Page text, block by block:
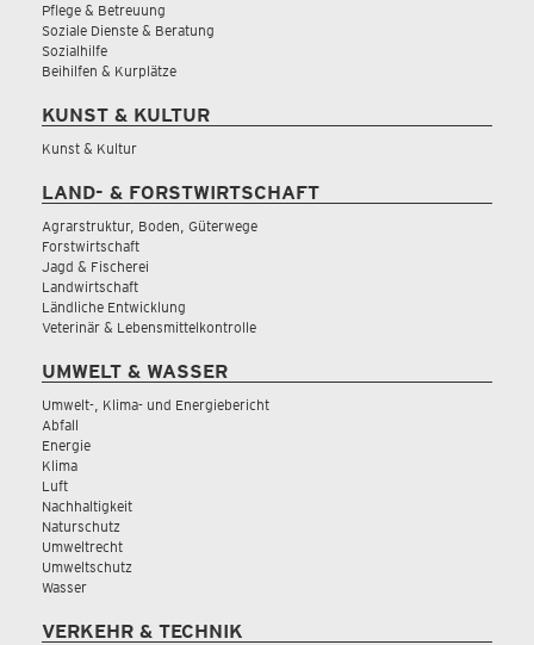
Pflege & Betreuung
Soziale Dienste & Beratung
Sozialhilfe
Beihilfen & Kurplätze
KUNST & KULTUR
Kunst & Kultur
LAND- & FORSTWIRTSCHAFT
Agrarstruktur, Boden, Güterwege
Forstwirtschaft
Jagd & Fischerei
Landwirtschaft
Ländliche Entwicklung
Veterinär & Lebensmittelkontrolle
UMWELT & WASSER
Umwelt-, Klima- und Energiebericht
Abfall
Energie
Klima
Luft
Nachhaltigkeit
Naturschutz
Umweltrecht
Umweltschutz
Wasser
VERKEHR & TECHNIK